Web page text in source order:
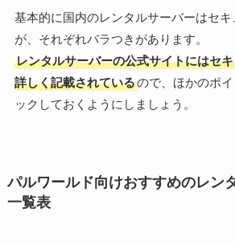
基本的に国内のレンタルサーバーはセ
が、それぞれバラつきがあります。
レンタルサーバーの公式サイトにはセ
詳しく記載されているので、ほかのポ
ックしておくようにしましょう。
パルワールド向けおすすめのレン
一覧表